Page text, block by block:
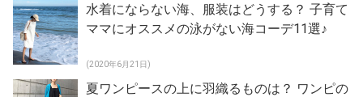
水着にならない海、服装はどうする？ 子育て
ママにオススメの泳がない海コーデ11選♪
(2020年6月21日)
夏ワンピースの上に羽織るものは？ ワンピの